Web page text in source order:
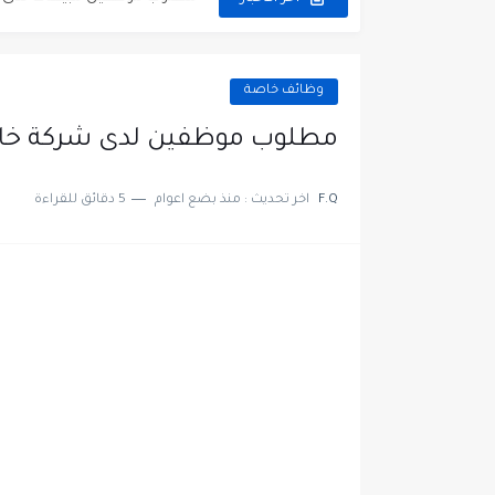
تعلن مؤسسة التعليم لأجل
وظائف خاصة
مطلوب موظفين لدى شركة
F.Q اخر تحديث : منذ بضع اعوام 5 دقائق للقراءة